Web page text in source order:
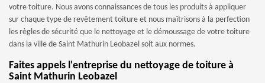
votre toiture. Nous avons connaissances de tous les produits à appliquer
sur chaque type de revêtement toiture et nous maîtrisons à la perfection
les règles de sécurité que le nettoyage et le démoussage de votre toiture
dans la ville de Saint Mathurin Leobazel soit aux normes.
Faites appels l'entreprise du nettoyage de toiture à
Saint Mathurin Leobazel